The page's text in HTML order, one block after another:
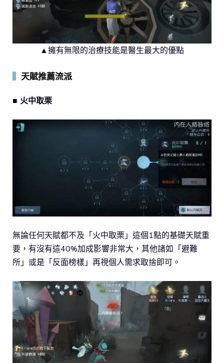
▲擁有無限的治療技能是醫生最大的優點
天賦推薦流派
■ 火中取栗
無論任何天賦都不及「火中取栗」這個1點的基礎天賦重
要，有沒有這40%加成影響非常大，其他諸如「避難
所」或是「反面榜樣」再視個人需求取捨即可。